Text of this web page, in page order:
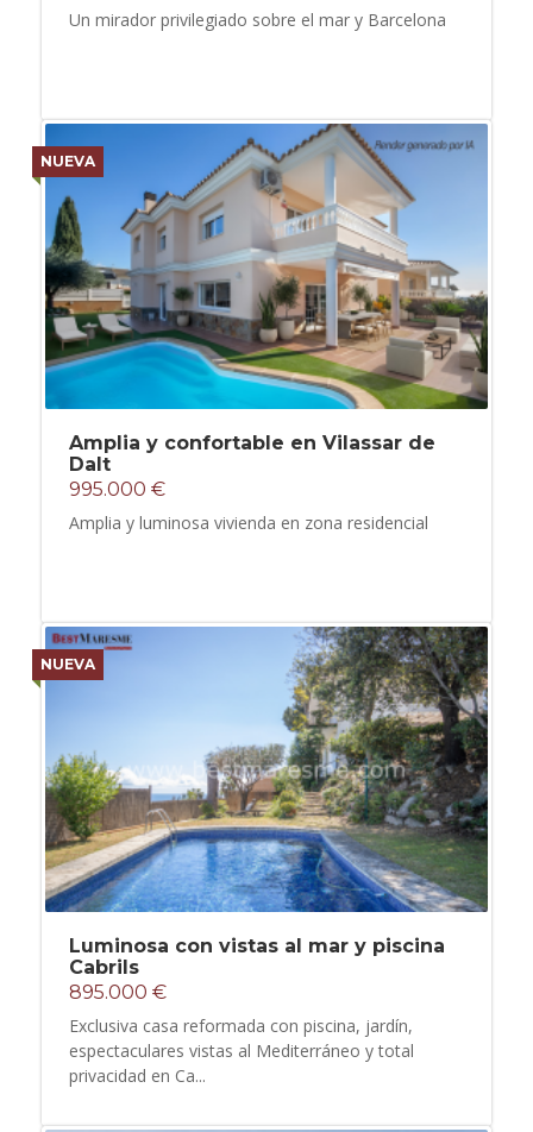
Un mirador privilegiado sobre el mar y Barcelona
NUEVA
Amplia y confortable en Vilassar de
Dalt
995.000 €
Amplia y luminosa vivienda en zona residencial
NUEVA
Luminosa con vistas al mar y piscina
Cabrils
895.000 €
Exclusiva casa reformada con piscina, jardín,
espectaculares vistas al Mediterráneo y total
privacidad en Ca...